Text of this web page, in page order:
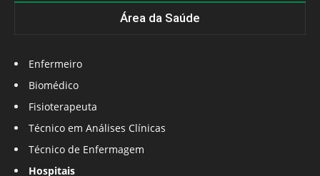
Área da Saúde
Enfermeiro
Biomédico
Fisioterapeuta
Técnico em Análises Clínicas
Técnico de Enfermagem
Hospitais